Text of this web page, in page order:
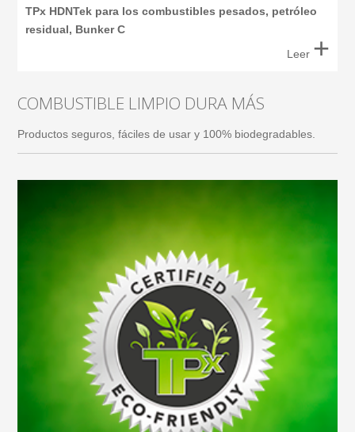
TPx HDNTek para los combustibles pesados, petróleo
residual, Bunker C
Leer +
COMBUSTIBLE LIMPIO DURA MÁS
Productos seguros, fáciles de usar y 100% biodegradables.